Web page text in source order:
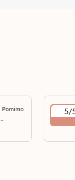
Pomimo
5/